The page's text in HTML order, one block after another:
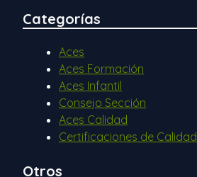
Categorías
Aces
Aces Formación
Aces Infantil
Consejo Sección
Aces Calidad
Certificaciones de Calidad
Otros